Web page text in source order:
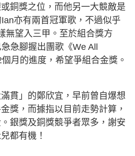
銅獎之位，而他另一大競敵是
亦有兩首冠軍歌，不過似乎
無望入三甲。至於組合獎方
急腳握出團歌《We All
月的進度，希望爭組合金獎。
貫」的鄭欣宜，早前曾自爆想
獎，而據指以目前走勢計算，
銀獎及銅獎競爭者眾多，謝安
都有機！